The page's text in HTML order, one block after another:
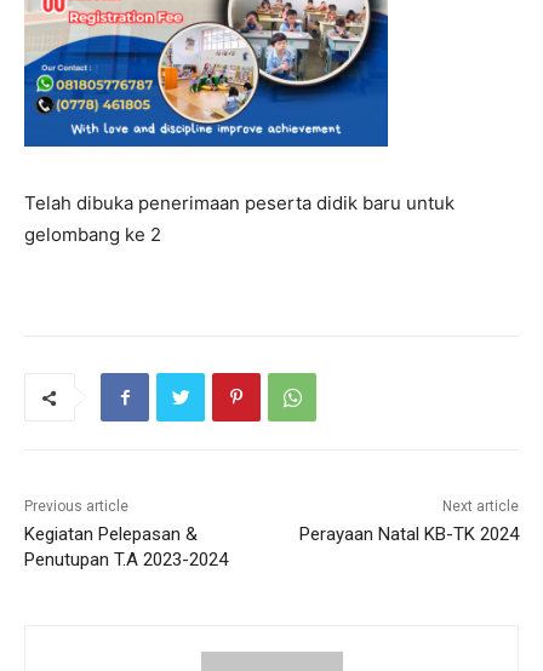
Telah dibuka penerimaan peserta didik baru untuk
gelombang ke 2
Previous article
Kegiatan Pelepasan &
Penutupan T.A 2023-2024
Next article
Perayaan Natal KB-TK 2024